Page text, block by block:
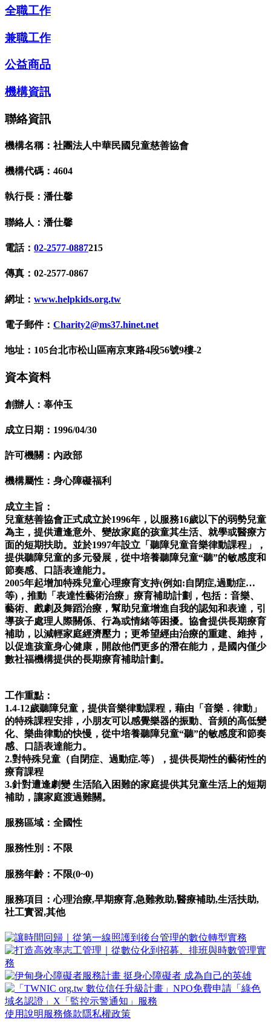
全職工作
兼職工作
公益商品
機構資訊
聯絡資訊
機構名稱：社團法人中華民國兒童慈善協會
機構代碼：4604
執行長：潘仕馨
聯絡人：潘仕馨
電話： 02-2577-0887215
傳真：02-2577-0867
網址： www.helpkids.org.tw
電子郵件： Charity2@ms37.hinet.net
地址：105台北市松山區南京東路4段56號9樓-2
資本資料
創辦人：辜仲玉
成立日期：1996/04/30
許可機關：內政部
機構屬性：身心障礙福利
成立主旨：
兒童慈善協會正式成立於1996年，以服務16歲以下的弱勢兒童
為主，提供遭逢意外、變故家庭的孩童其生活、就學或醫療方
面的短期扶助。並於1997年設立「聽障兒童音樂律動課程」，
提供聽障兒童的多元發展，從中培養聽障兒童“聽”的敏感度和
節奏感、口語表達能力。
2005年起增加特殊兒童心理療育支持(例如:自閉症,過動症…
等)，推動「表達性藝術治療」療育補助計劃，包括：音樂、
藝術、戲劇及舞蹈治療，幫助兒童增進自我的認知和表達，引
導孩子處理人際關係、行為或情緒等困擾。協會提供長期療育
補助，以減輕家庭經濟壓力；更希望經由治療的重建、維持，
以促進孩童身心健康，開啟他們更多的潛在能力，是國內僅少
數社福機構提供的長期療育補助計劃。
工作重點：
1.4-12歲聽障兒童，提供音樂律動課程，藉由「音樂．律動」
的特殊課程安排，小朋友可以感覺樂器的振動、音頻的高低變
化、樂曲律動的快慢，從中培養聽障兒童“聽”的敏感度和節奏
感、口語表達能力。
2.對特殊兒童（自閉症、過動症.等），提供長期性的藝術性的
療育課程
3.針對遭逢劇變 生活陷入困難的家庭提供其兒童生活上的短期
補助，讓家庭渡過難關。
服務區域：全國性
服務性別：不限
服務年齡：不限(0~0)
服務項目：心理治療,早期療育,急難救助,醫療補助,生活扶助,
社工實習,其他
使用說明 服務條款隱私權政策